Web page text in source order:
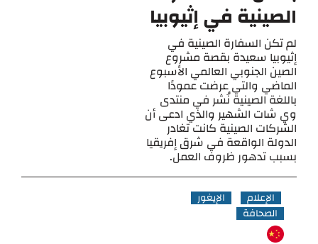
الصينية في إثيوبيا
لم تكن السفارة الصينية في
إثيوبيا سعيدة بقصة مشروع
الصين الجنوبي العالمي الأسبوع
الماضي والتي عرضت عمودًا
باللغة الصينية نُشر في منتدى
وي شات الشهير والذي ادعى أن
الشركات الصينية كانت تغادر
الدولة الواقعة في شرق إفريقيا
بسبب تدهور ظروف العمل.
الإعلام
الإيغور
الصحافة